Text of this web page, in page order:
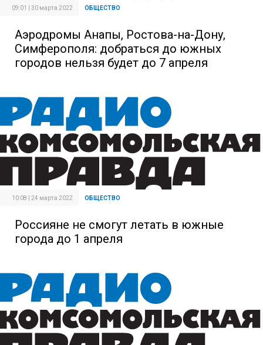
09:01 | 30 марта 2022 ОБЩЕСТВО
Аэродромы Анапы, Ростова-на-Дону,
Симферополя: добраться до южных
городов нельзя будет до 7 апреля
10:08 | 24 марта 2022 ОБЩЕСТВО
Россияне не смогут летать в южные
города до 1 апреля